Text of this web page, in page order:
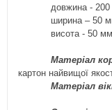
довжина - 200
ширина – 50
висота - 50 мм
Матеріал
картон найвищої
Матеріал